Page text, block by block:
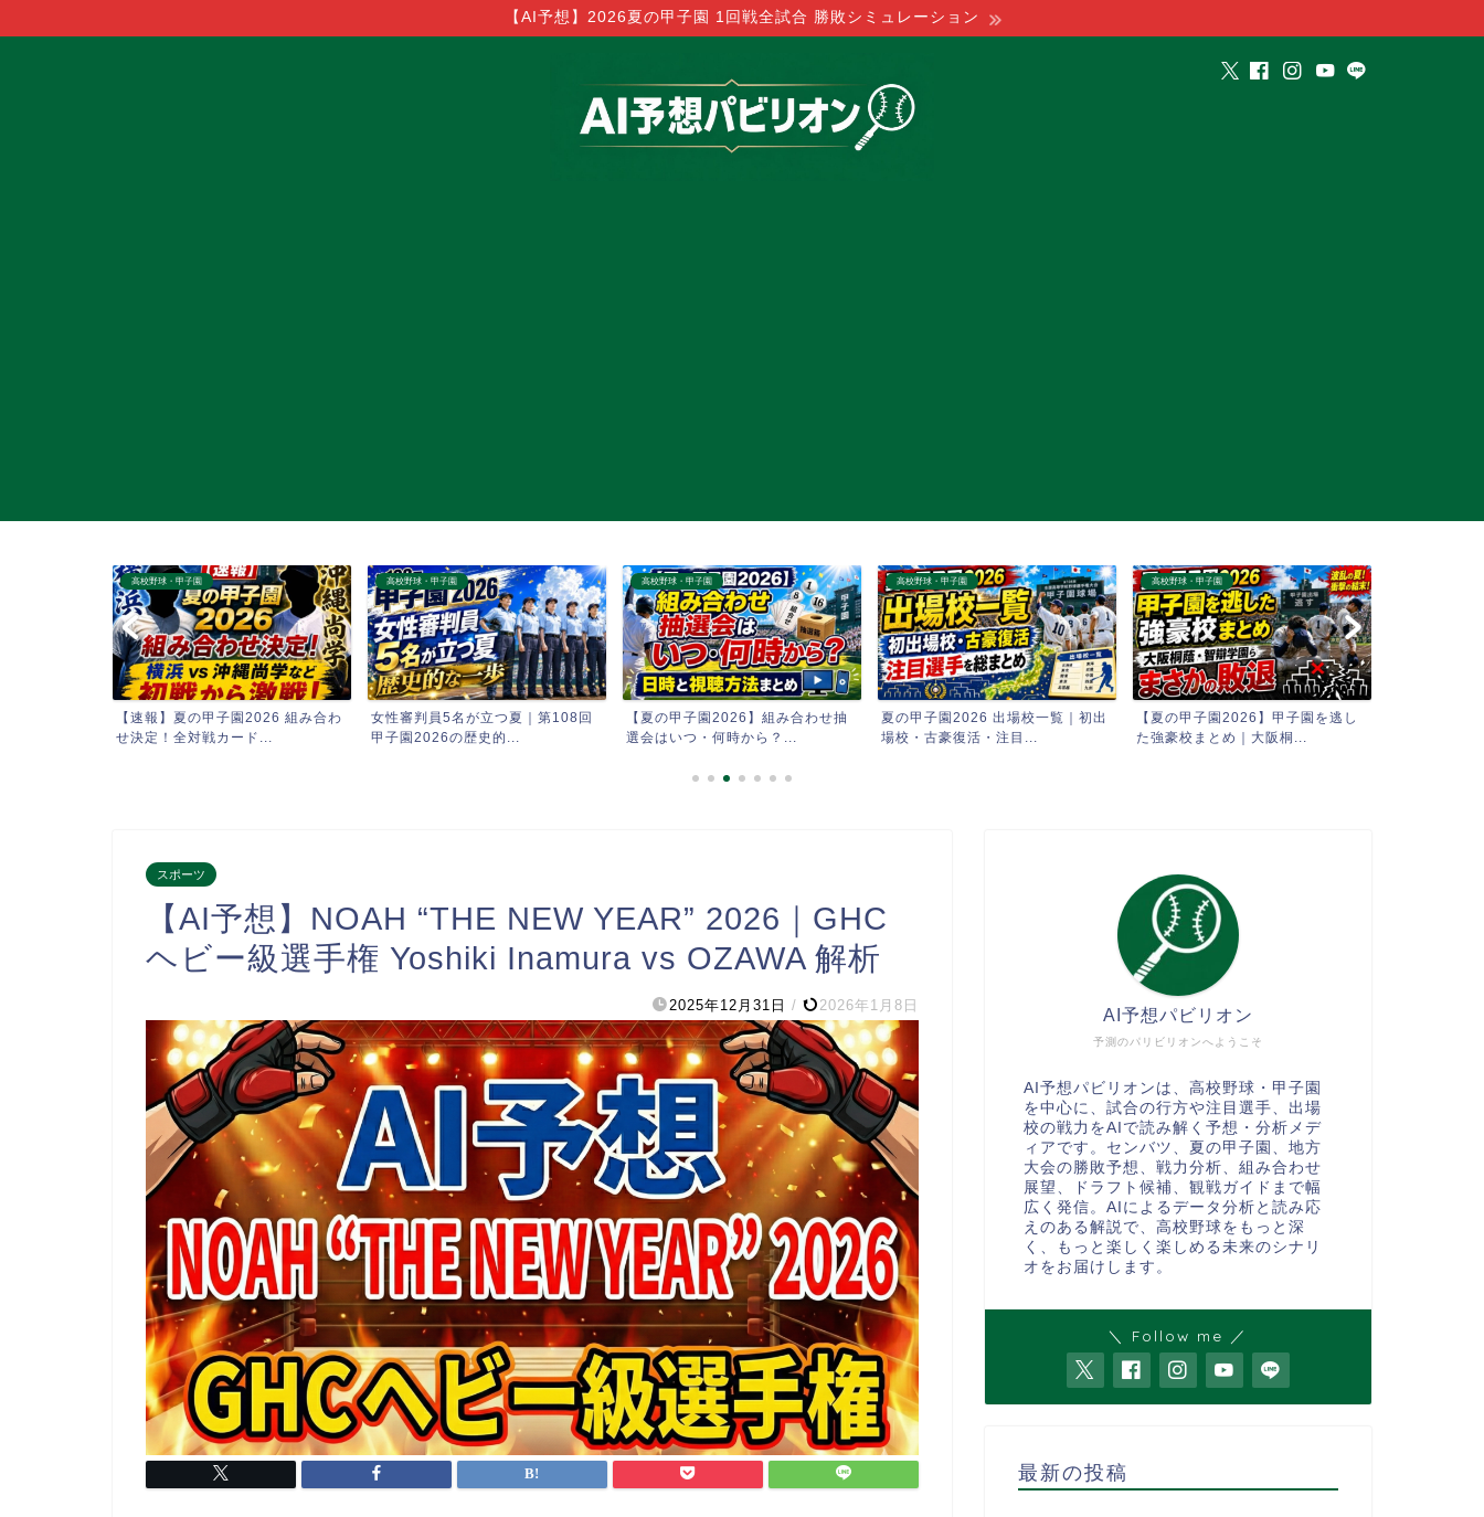
【AI予想】2026夏の甲子園 1回戦全試合 勝敗シミュレーション
高校野球・甲子園
【速報】夏の甲子園2026 組み合わ
せ決定！全対戦カード...
高校野球・甲子園
女性審判員5名が立つ夏｜第108回
甲子園2026の歴史的...
高校野球・甲子園
【夏の甲子園2026】組み合わせ抽
選会はいつ・何時から？...
高校野球・甲子園
夏の甲子園2026 出場校一覧｜初出
場校・古豪復活・注目...
高校野球・甲子園
【夏の甲子園2026】甲子園を逃し
た強豪校まとめ｜大阪桐...
スポーツ
【AI予想】NOAH “THE NEW YEAR” 2026｜GHC
ヘビー級選手権 Yoshiki Inamura vs OZAWA 解析
2025年12月31日 / 2026年1月8日
予測のパリビリオンへようこそ
AI予想パビリオン
AI予想パビリオンは、高校野球・甲子園
を中心に、試合の行方や注目選手、出場
校の戦力をAIで読み解く予想・分析メデ
ィアです。センバツ、夏の甲子園、地方
大会の勝敗予想、戦力分析、組み合わせ
展望、ドラフト候補、観戦ガイドまで幅
広く発信。AIによるデータ分析と読み応
えのある解説で、高校野球をもっと深
く、もっと楽しく楽しめる未来のシナリ
オをお届けします。
＼ Follow me ／
最新の投稿